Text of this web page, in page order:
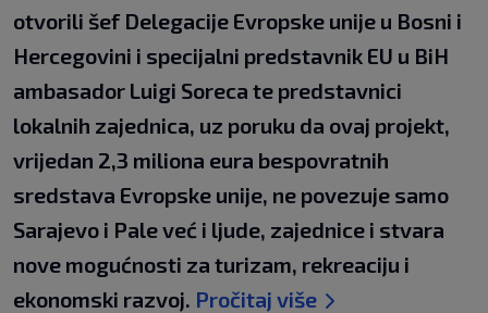
otvorili šef Delegacije Evropske unije u Bosni i
Hercegovini i specijalni predstavnik EU u BiH
ambasador Luigi Soreca te predstavnici
lokalnih zajednica, uz poruku da ovaj projekt,
vrijedan 2,3 miliona eura bespovratnih
sredstava Evropske unije, ne povezuje samo
Sarajevo i Pale već i ljude, zajednice i stvara
nove mogućnosti za turizam, rekreaciju i
ekonomski razvoj. Pročitaj više